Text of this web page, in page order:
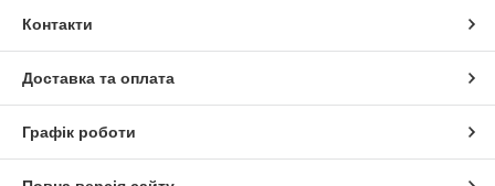
Контакти
Доставка та оплата
Графік роботи